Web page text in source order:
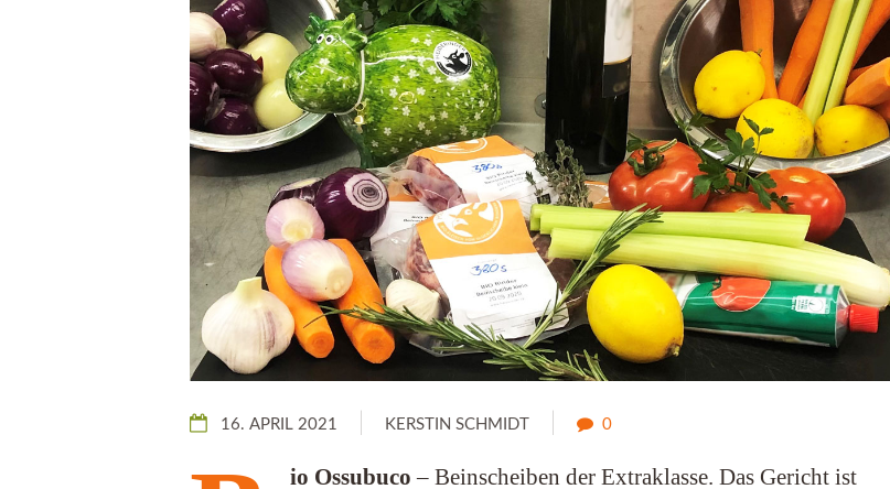
16. APRIL 2021 KERSTIN SCHMIDT 0
io Ossubuco – Beinscheiben der Extraklasse. Das Gericht ist